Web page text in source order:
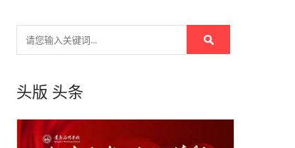
头版 头条